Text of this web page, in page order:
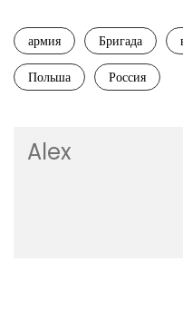
армия Бригада
Польша
Россия
Alex